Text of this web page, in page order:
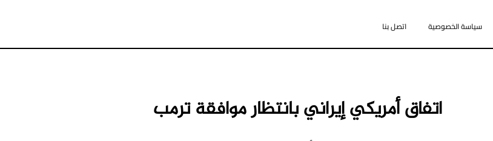
سياسة الخصوصية اتصل بنا
اتفاق أمريكي إيراني بانتظار موافقة ترمب